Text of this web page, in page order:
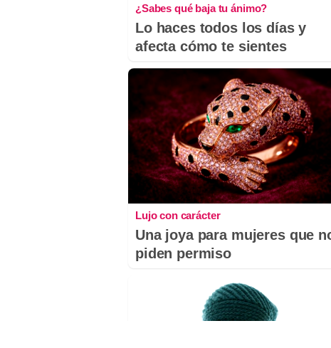
¿Sabes qué baja tu ánimo?
Lo haces todos los días y
afecta cómo te sientes
Lujo con carácter
Una joya para mujeres que
piden permiso